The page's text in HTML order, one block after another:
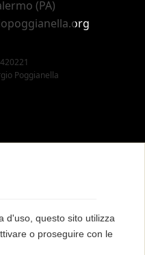
d'uso, questo sito utilizza
o proseguire con le
(PA)
Poggianella